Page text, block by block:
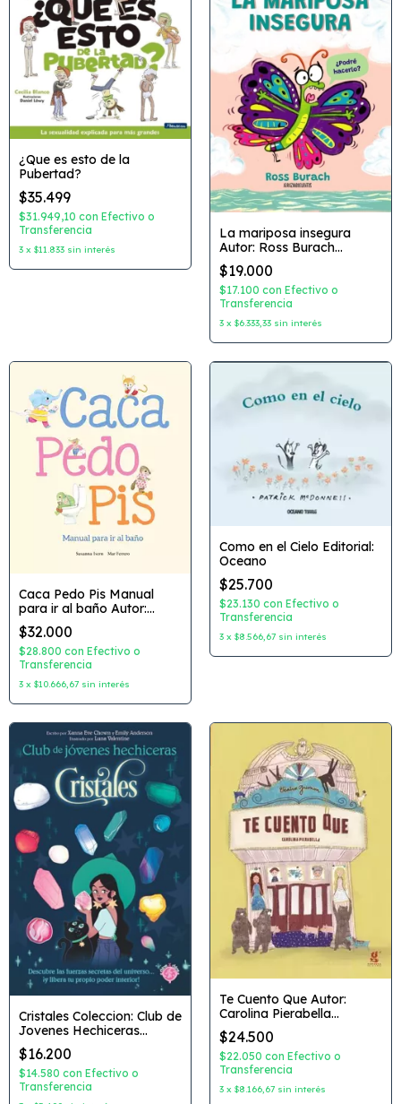
¿Que es esto de la
Pubertad?
$35.499
$31.949,10 con Efectivo o
Transferencia
3 x $11.833 sin interés
La mariposa insegura
Autor: Ross Burach
Editorial:
Abrazandocuentos
$19.000
$17.100 con Efectivo o
Transferencia
3 x $6.333,33 sin interés
Caca Pedo Pis Manual
para ir al baño Autor:
Susanna Isern Dibujante:
Mar Ferrero Editorial:
Nubeocho
$32.000
$28.800 con Efectivo o
Transferencia
3 x $10.666,67 sin interés
Como en el Cielo Editorial:
Oceano
$25.700
$23.130 con Efectivo o
Transferencia
3 x $8.566,67 sin interés
Cristales Coleccion: Club de
Jovenes Hechiceras
Editorial: Guadal
ChicasxChicas
$16.200
$14.580 con Efectivo o
Transferencia
Te Cuento Que Autor:
Carolina Pierabella
Editorial: Gerbera
$24.500
$22.050 con Efectivo o
Transferencia
3 x $8.166,67 sin interés